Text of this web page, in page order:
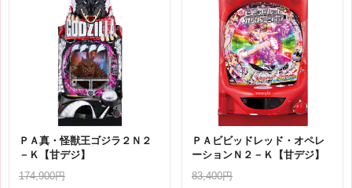
ＰＡ真・怪獣王ゴジラ２Ｎ２
－Ｋ【甘デジ】
174,900円
ＰＡビビッドレッド・オペレ
ーションＮ２－Ｋ【甘デジ】
83,400円